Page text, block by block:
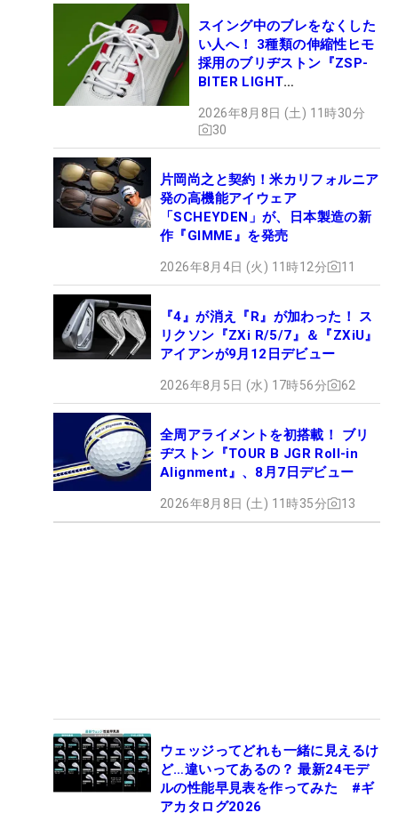
スイング中のブレをなくした
い人へ！ 3種類の伸縮性ヒモ
採用のブリヂストン『ZSP-
BITER LIGHT
ュー
2026年8月8日 (土) 11時30分
30
片岡尚之と契約！米カリフォルニア
発の高機能アイウェア
「SCHEYDEN」が、日本製造の新
作『GIMME』を発売
2026年8月4日 (火) 11時12分 11
『4』が消え『R』が加わった！ ス
リクソン『ZXi R/5/7』＆『ZXiU』
アイアンが9月12日デビュー
2026年8月5日 (水) 17時56分 62
全周アライメントを初搭載！ ブリ
ヂストン『TOUR B JGR Roll-in
Alignment』、8月7日デビュー
2026年8月8日 (土) 11時35分 13
ウェッジってどれも一緒に見えるけ
ど…違いってあるの？ 最新24モデ
ルの性能早見表を作ってみた #ギ
アカタログ2026